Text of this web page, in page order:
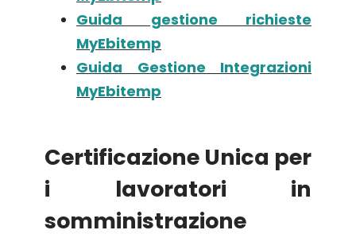
Guida gestione richieste
MyEbitemp
Guida Gestione Integrazioni
MyEbitemp
Certificazione Unica per
i lavoratori in
somministrazione